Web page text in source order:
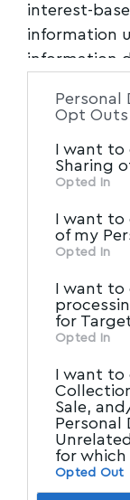
interest-
information
information
of the
of
information
Participants
other third
Personal
Opt Outs
I want to
Sharing
Opted In
I want to
of my
Opted In
I want to
for
Opted In
I want to
Sale,
Personal
for
Opted Out